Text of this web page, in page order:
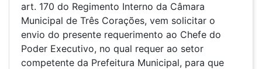
art. 170 do Regimento Interno da Câmara
Municipal de Três Corações, vem solicitar o
envio do presente requerimento ao Chefe do
Poder Executivo, no qual requer ao setor
competente da Prefeitura Municipal, para que